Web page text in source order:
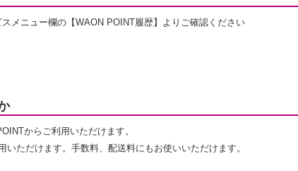
メニュー欄の【WAON POINT履歴】よりご確認ください
からご利用いただけます。
ただけます。手数料、配送料にもお使いいただけます。